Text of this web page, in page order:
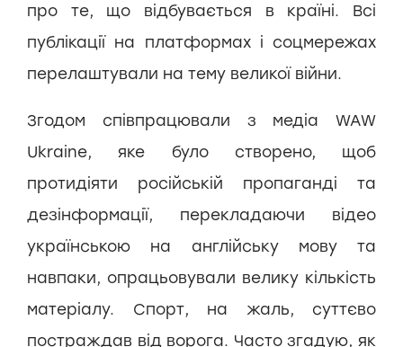
про те, що відбувається в країні. Всі
публікації на платформах і соцмережах
перелаштували на тему великої війни.
Згодом співпрацювали з медіа WAW
Ukraine, яке було створено, щоб
протидіяти російській пропаганді та
дезінформації, перекладаючи відео
українською на англійську мову та
навпаки, опрацьовували велику кількість
матеріалу. Спорт, на жаль, суттєво
постраждав від ворога. Часто згадую, як